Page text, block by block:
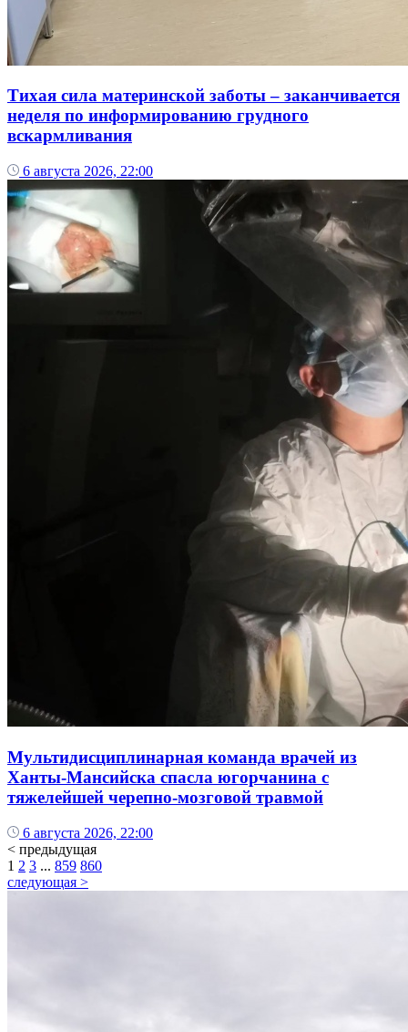
Тихая сила материнской заботы – заканчивается
неделя по информированию грудного
вскармливания
6 августа 2026, 22:00
Мультидисциплинарная команда врачей из
Ханты-Мансийска спасла югорчанина с
тяжелейшей черепно-мозговой травмой
6 августа 2026, 22:00
< предыдущая
1 2 3 ... 859 860
следующая >